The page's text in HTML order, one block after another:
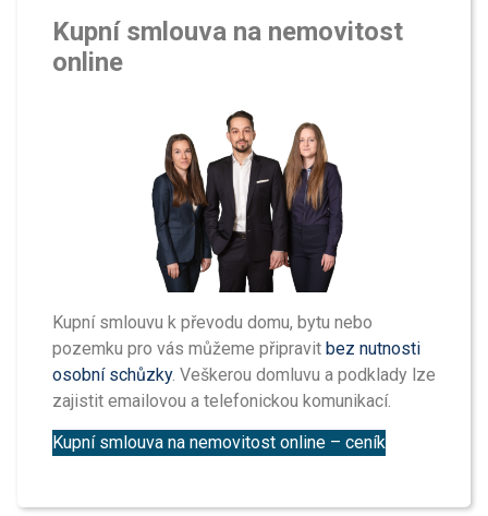
Kupní smlouva na nemovitost
online
Kupní smlouvu k převodu domu, bytu nebo
pozemku pro vás můžeme připravit bez nutnosti
osobní schůzky. Veškerou domluvu a podklady lze
zajistit emailovou a telefonickou komunikací.
Kupní smlouva na nemovitost online – ceník